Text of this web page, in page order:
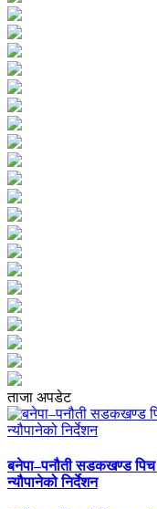
ताजा अपडेट
बनेपा–पनौती सडकखण्ड
न्यौपानेको निर्देशन